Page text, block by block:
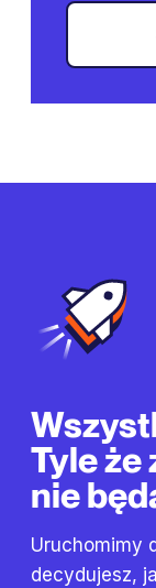
Tyle
nie
Uruchomimy
decydujesz,